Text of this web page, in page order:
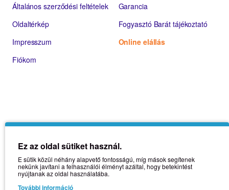
Általános szerződési feltételek
Oldaltérkép
Impresszum
Fiókom
Garancia
Fogyasztó Barát tájékoztató
Online elállás
Ez az oldal sütiket használ.
E sütik közül néhány alapvető fontosságú, míg mások segítenek
nekünk javítani a felhasználói élményt azáltal, hogy betekintést
nyújtanak az oldal használatába.
További információ